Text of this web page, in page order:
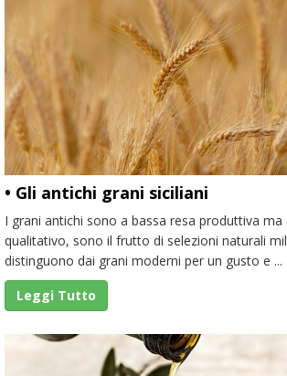
• Gli antichi grani siciliani
I grani antichi sono a bassa resa produttiva
qualitativo, sono il frutto di selezioni naturali
distinguono dai grani moderni per un gusto e ...
Leggi Tutto